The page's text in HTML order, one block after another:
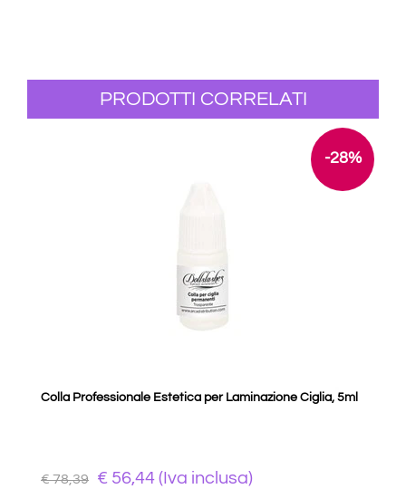
PRODOTTI CORRELATI
-28%
Colla Professionale Estetica per Laminazione Ciglia, 5ml
€ 78,39 € 56,44 (Iva inclusa)